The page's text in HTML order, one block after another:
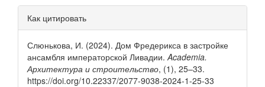
Информация
о статье
Как цитировать
Слюнькова, И. (2024). Дом Фредерикса в застройке
ансамбля императорской Ливадии.Academia.
Архитектура и строительство, (1), 25–33.
https://doi.org/10.22337/2077-9038-2024-1-25-33